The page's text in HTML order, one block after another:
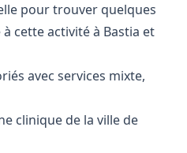
pour trouver quelques
cette activité à Bastia et
avec services mixte,
clinique de la ville de